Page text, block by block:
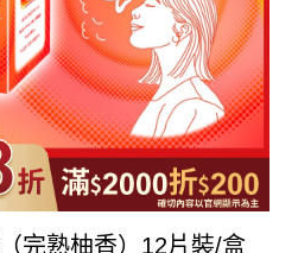
完熟柚香）12片裝/盒